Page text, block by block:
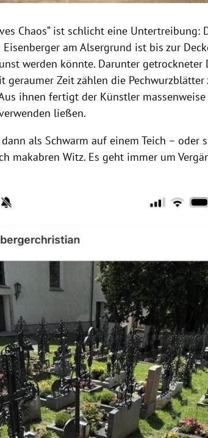
Chaos“ ist schlicht eine Untertreibung:
am Alsergrund ist bis zur
werden könnte. Darunter getrockneter
geraumer Zeit zählen die Pechwurzblätter
ihnen fertigt der Künstler massenweise
ließen.
als Schwarm auf einem Teich – oder
makabren Witz. Es geht immer um
öffnen/schließen